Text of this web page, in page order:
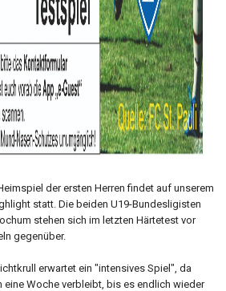
der ersten Herren findet auf unserem
statt. Die beiden U19-Bundesligisten
stehen sich im letzten Härtetest vor
gegenüber.
erwartet ein "intensives Spiel", da
eine Woche verbleibt, bis es endlich wieder